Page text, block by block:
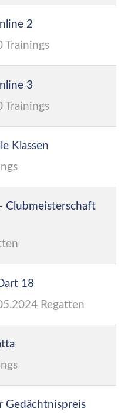
2
Trainings
3
Trainings
Klassen
Clubmeisterschaft
18
Regatten
Gedächtnispreis